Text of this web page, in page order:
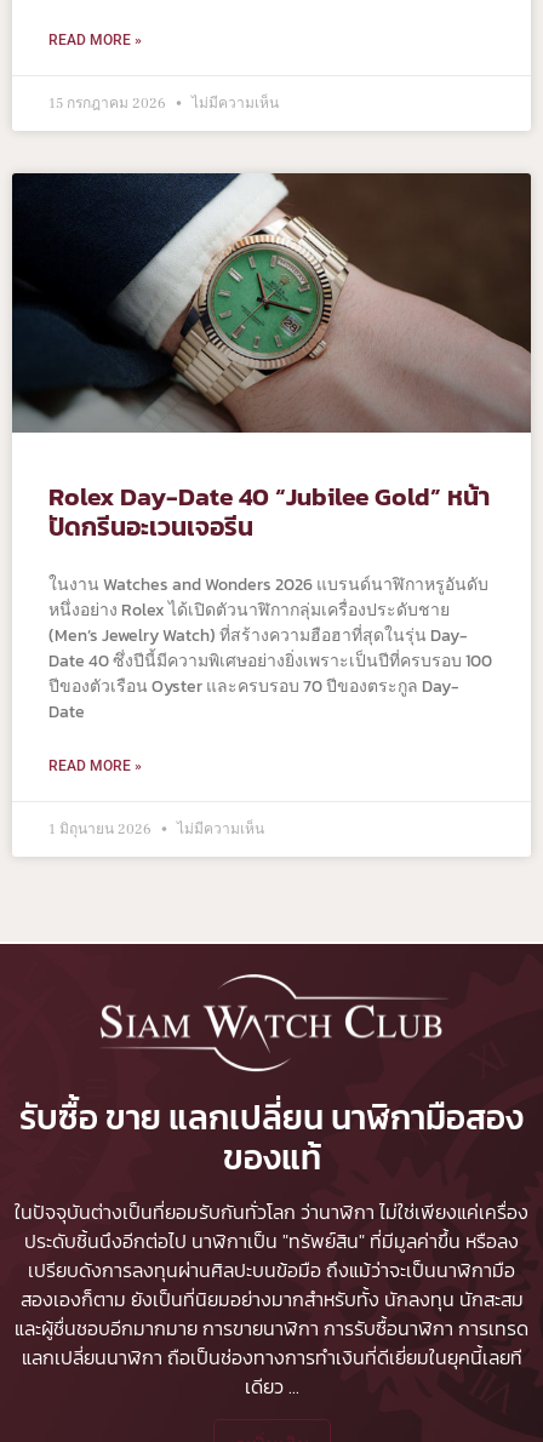
READ MORE »
15 กรกฎาคม 2026 ไม่มีความเห็น
Rolex Day-Date 40 “Jubilee Gold” หน้า
ปัดกรีนอะเวนเจอรีน
ในงาน Watches and Wonders 2026 แบรนด์นาฬิกาหรูอันดับ
หนึ่งอย่าง Rolex ได้เปิดตัวนาฬิกากลุ่มเครื่องประดับชาย
(Men’s Jewelry Watch) ที่สร้างความฮือฮาที่สุดในรุ่น Day-
Date 40 ซึ่งปีนี้มีความพิเศษอย่างยิ่งเพราะเป็นปีที่ครบรอบ 100
ปีของตัวเรือน Oyster และครบรอบ 70 ปีของตระกูล Day-
Date
READ MORE »
1 มิถุนายน 2026 ไม่มีความเห็น
รับซื้อ ขาย แลกเปลี่ยน นาฬิกามือสอง
ของแท้
ในปัจจุบันต่างเป็นที่ยอมรับกันทั่วโลก ว่านาฬิกา ไม่ใช่เพียงแค่เครื่อง
ประดับชิ้นนึงอีกต่อไป นาฬิกาเป็น "ทรัพย์สิน" ที่มีมูลค่าขึ้น หรือลง
เปรียบดังการลงทุนผ่านศิลปะบนข้อมือ ถึงแม้ว่าจะเป็นนาฬิกามือ
สองเองก็ตาม ยังเป็นที่นิยมอย่างมากสำหรับทั้ง นักลงทุน นักสะสม
และผู้ชื่นชอบอีกมากมายการขายนาฬิกา การรับซื้อนาฬิกา การเทรด
แลกเปลี่ยนนาฬิกา ถือเป็นช่องทางการทำเงินที่ดีเยี่ยมในยุคนี้เลยที
เดียว...